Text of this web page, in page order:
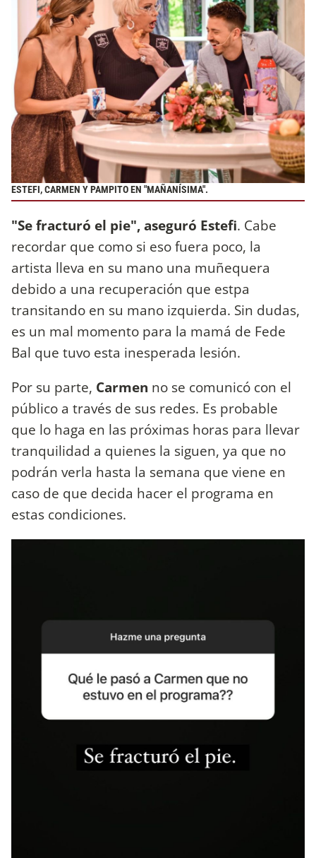
ESTEFI, CARMEN Y PAMPITO EN "MAÑANÍSIMA".
"Se fracturó el pie", aseguró Estefi. Cabe
recordar que como si eso fuera poco, la
artista lleva en su mano una muñequera
debido a una recuperación que estpa
transitando en su mano izquierda. Sin dudas,
es un mal momento para la mamá de Fede
Bal que tuvo esta inesperada lesión.
Por su parte, Carmen no se comunicó con el
público a través de sus redes. Es probable
que lo haga en las próximas horas para llevar
tranquilidad a quienes la siguen, ya que no
podrán verla hasta la semana que viene en
caso de que decida hacer el programa en
estas condiciones.